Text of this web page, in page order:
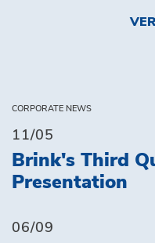
CORPORATE NEWS
11/05
Brink's Third
Presentation
06/09